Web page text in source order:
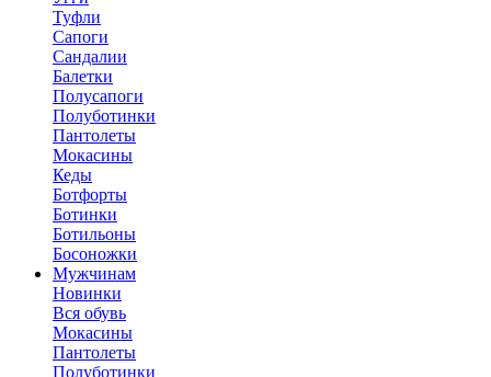
Туфли
Сапоги
Сандалии
Балетки
Полусапоги
Полуботинки
Пантолеты
Мокасины
Кеды
Ботфорты
Ботинки
Ботильоны
Босоножки
Мужчинам
Новинки
Вся обувь
Мокасины
Пантолеты
Полуботинки